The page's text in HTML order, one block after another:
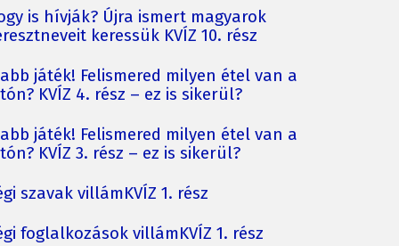
is hívják? Újra ismert magyarok
keressük KVÍZ 10. rész
játék! Felismered milyen étel van a
KVÍZ 4. rész – ez is sikerül?
játék! Felismered milyen étel van a
KVÍZ 3. rész – ez is sikerül?
szavak villámKVÍZ 1. rész
foglalkozások villámKVÍZ 1. rész